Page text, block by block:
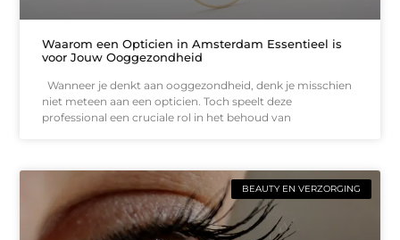
Waarom een Opticien in Amsterdam Essentieel is
voor Jouw Ooggezondheid
Wanneer je denkt aan ooggezondheid, denk je misschien
niet meteen aan een opticien. Toch speelt deze
professional een cruciale rol in het behoud van
BEAUTY EN VERZORGING